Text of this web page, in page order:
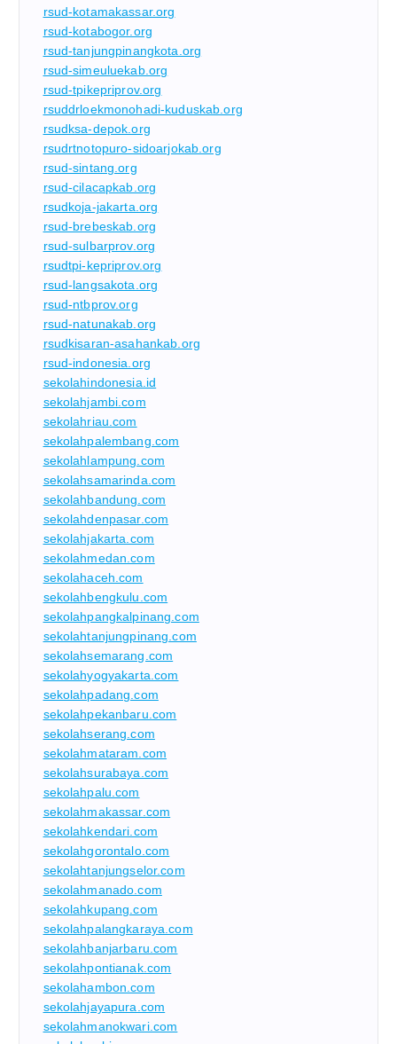
rsud-kotamakassar.org
rsud-kotabogor.org
rsud-tanjungpinangkota.org
rsud-simeuluekab.org
rsud-tpikepriprov.org
rsuddrloekmonohadi-kuduskab.org
rsudksa-depok.org
rsudrtnotopuro-sidoarjokab.org
rsud-sintang.org
rsud-cilacapkab.org
rsudkoja-jakarta.org
rsud-brebeskab.org
rsud-sulbarprov.org
rsudtpi-kepriprov.org
rsud-langsakota.org
rsud-ntbprov.org
rsud-natunakab.org
rsudkisaran-asahankab.org
rsud-indonesia.org
sekolahindonesia.id
sekolahjambi.com
sekolahriau.com
sekolahpalembang.com
sekolahlampung.com
sekolahsamarinda.com
sekolahbandung.com
sekolahdenpasar.com
sekolahjakarta.com
sekolahmedan.com
sekolahaceh.com
sekolahbengkulu.com
sekolahpangkalpinang.com
sekolahtanjungpinang.com
sekolahsemarang.com
sekolahyogyakarta.com
sekolahpadang.com
sekolahpekanbaru.com
sekolahserang.com
sekolahmataram.com
sekolahsurabaya.com
sekolahpalu.com
sekolahmakassar.com
sekolahkendari.com
sekolahgorontalo.com
sekolahtanjungselor.com
sekolahmanado.com
sekolahkupang.com
sekolahpalangkaraya.com
sekolahbanjarbaru.com
sekolahpontianak.com
sekolahambon.com
sekolahjayapura.com
sekolahmanokwari.com